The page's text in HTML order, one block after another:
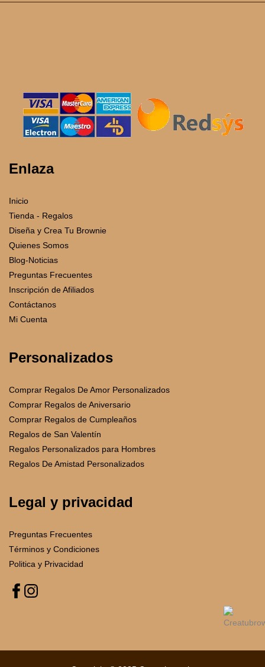
Enlaza
Inicio
Tienda - Regalos
Diseña y Crea Tu Brownie
Quienes Somos
Blog-Noticias
Preguntas Frecuentes
Inscripción de Afiliados
Contáctanos
Mi Cuenta
Personalizados
Comprar Regalos De Amor Personalizados
Comprar Regalos de Aniversario
Comprar Regalos de Cumpleaños
Regalos de San Valentín
Regalos Personalizados para Hombres
Regalos De Amistad Personalizados
Legal y privacidad
Preguntas Frecuentes
Términos y Condiciones
Politica y Privacidad